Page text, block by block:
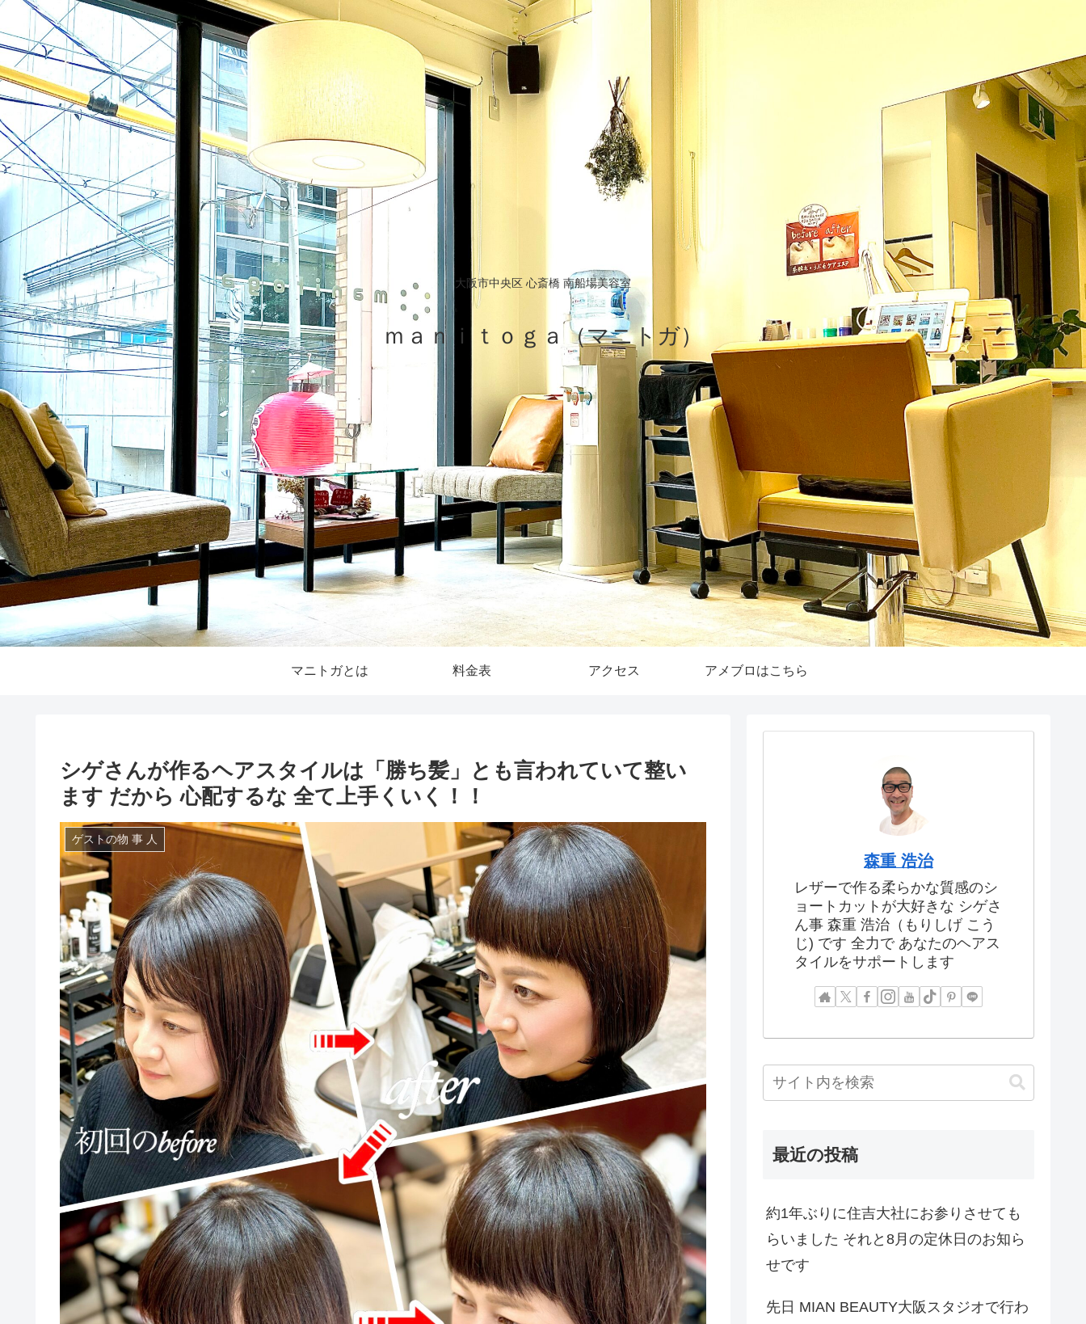
大阪市中央区 心斎橋 南船場美容室
ｍａｎｉｔｏｇａ（マニトガ）
マニトガとは 料金表 アクセス アメブロはこちら
シゲさんが作るヘアスタイルは「勝ち髪」とも言われていて整い
ます だから 心配するな 全て上手くいく！！
ゲストの物 事 人
森重 浩治
レザーで作る柔らかな質感のシ
ョートカットが大好きな シゲさ
ん事 森重 浩治（もりしげ こう
じ) です 全力で あなたのヘアス
タイルをサポートします
最近の投稿
約1年ぶりに住吉大社にお参りさせても
らいました それと8月の定休日のお知ら
せです
先日 MIAN BEAUTY大阪スタジオで行わ